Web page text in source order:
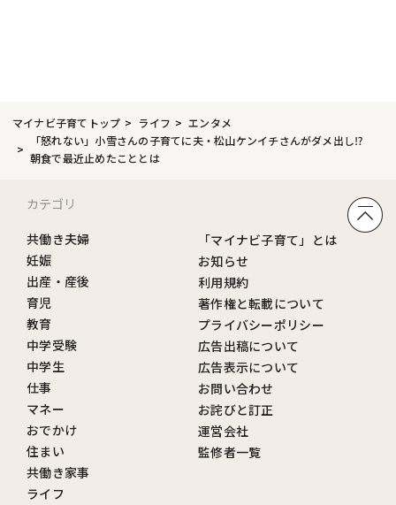
マイナビ子育てトップ ライフ
エンタメ
「怒れない」小雪さんの子育てに夫・松山ケンイチさんがダメ出し⁉
朝食で最近止めたこととは
カテゴリ
共働き夫婦
妊娠
出産・産後
育児
教育
中学受験
中学生
仕事
マネー
おでかけ
住まい
共働き家事
ライフ
「マイナビ子育て」とは
お知らせ
利用規約
著作権と転載について
プライバシーポリシー
広告出稿について
広告表示について
お問い合わせ
お詫びと訂正
運営会社
監修者一覧